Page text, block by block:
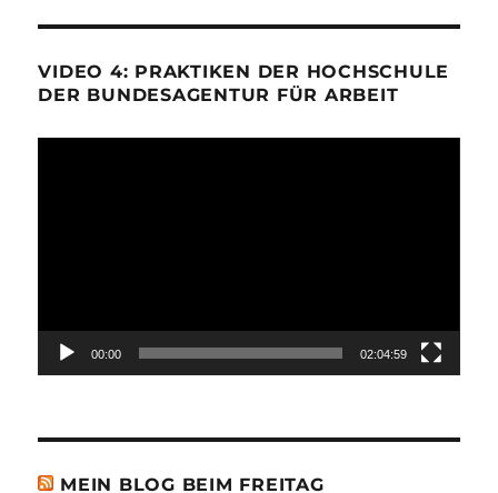
VIDEO 4: PRAKTIKEN DER HOCHSCHULE
DER BUNDESAGENTUR FÜR ARBEIT
00:00 02:04:59
MEIN BLOG BEIM FREITAG